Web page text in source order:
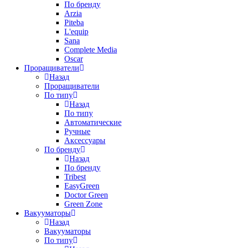
По бренду
Arzia
Piteba
L'equip
Sana
Complete Media
Oscar
Проращиватели
Назад
Проращиватели
По типу
Назад
По типу
Автоматические
Ручные
Аксессуары
По бренду
Назад
По бренду
Tribest
EasyGreen
Doctor Green
Green Zone
Вакууматоры
Назад
Вакууматоры
По типу